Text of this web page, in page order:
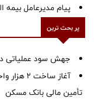
پیام مدیرعامل بیمه
پر بحث ترین
جهش سود عملیاتی
آغاز
تأمین مالی بانک مسکن